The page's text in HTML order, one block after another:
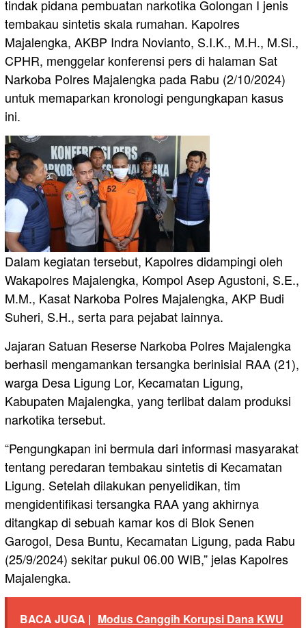
tindak pidana pembuatan narkotika Golongan I jenis
tembakau sintetis skala rumahan. Kapolres
Majalengka, AKBP Indra Novianto, S.I.K., M.H., M.Si.,
CPHR, menggelar konferensi pers di halaman Sat
Narkoba Polres Majalengka pada Rabu (2/10/2024)
untuk memaparkan kronologi pengungkapan kasus
ini.
Dalam kegiatan tersebut, Kapolres didampingi oleh
Wakapolres Majalengka, Kompol Asep Agustoni, S.E.,
M.M., Kasat Narkoba Polres Majalengka, AKP Budi
Suheri, S.H., serta para pejabat lainnya.
Jajaran Satuan Reserse Narkoba Polres Majalengka
berhasil mengamankan tersangka berinisial RAA (21),
warga Desa Ligung Lor, Kecamatan Ligung,
Kabupaten Majalengka, yang terlibat dalam produksi
narkotika tersebut.
“Pengungkapan ini bermula dari informasi masyarakat
tentang peredaran tembakau sintetis di Kecamatan
Ligung. Setelah dilakukan penyelidikan, tim
mengidentifikasi tersangka RAA yang akhirnya
ditangkap di sebuah kamar kos di Blok Senen
Garogol, Desa Buntu, Kecamatan Ligung, pada Rabu
(25/9/2024) sekitar pukul 06.00 WIB,” jelas Kapolres
Majalengka.
BACA JUGA | Modus Canggih Korupsi Dana KWU